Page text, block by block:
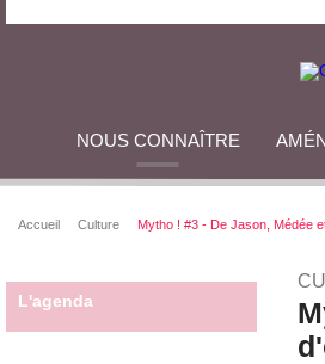
NOUS CONNAÎTRE
Accueil Culture Mytho ! #3 - De Jason, Médée
L'agenda